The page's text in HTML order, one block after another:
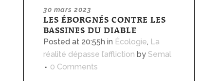
30 mars 2023
LES ÉBORGNÉS CONTRE LES
BASSINES DU DIABLE
Posted at 20:55h in Écologie, La
réalité dépasse l’affliction by Semal
0 Comments